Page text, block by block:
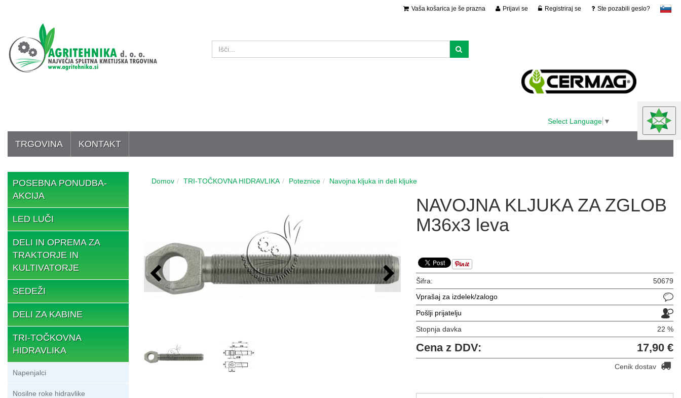
slovensko
Prijavi se Registriraj se Ste pozabili geslo?
Vaša košarica je še prazna
Select Language ▼
TRGOVINA KONTAKT
POSEBNA PONUDBA-
AKCIJA
LED LUČI
DELI IN OPREMA ZA
TRAKTORJE IN
KULTIVATORJE
SEDEŽI
DELI ZA KABINE
TRI-TOČKOVNA
HIDRAVLIKA
Napenjalci
Nosilne roke hidravlike
Domov TRI-TOČKOVNA HIDRAVLIKA Poteznice Navojna kljuka in deli kljuke
NAVOJNA KLJUKA ZA ZGLOB
M36x3 leva
Šifra:
50679
Vprašaj za izdelek/zalogo
Pošlji prijatelju
Stopnja davka 22 %
Cena z DDV: 17,90 €
Cenik dostav